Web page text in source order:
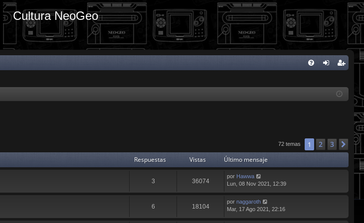
Cultura NeoGeo
se
ist
e
72 temas 1 2 3
Respuestas Vistas Último mensaje
3 36074
por Hawwa
Lun, 08 Nov 2021, 12:39
6 18104
por naggaroth
Mar, 17 Ago 2021, 22:16